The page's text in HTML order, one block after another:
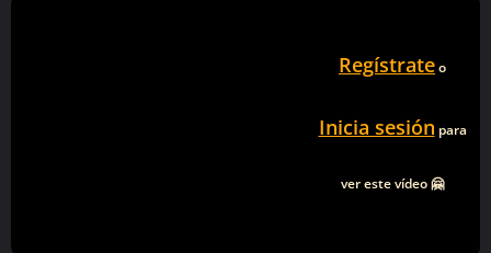
Regístrateo
Inicia sesión para
ver este vídeo 🤗